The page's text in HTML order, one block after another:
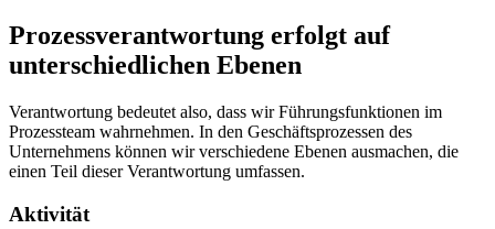
Prozessverantwortung erfolgt auf
unterschiedlichen Ebenen
Verantwortung bedeutet also, dass wir Führungsfunktionen im
Prozessteam wahrnehmen. In den Geschäftsprozessen des
Unternehmens können wir verschiedene Ebenen ausmachen, die
einen Teil dieser Verantwortung umfassen.
Aktivität